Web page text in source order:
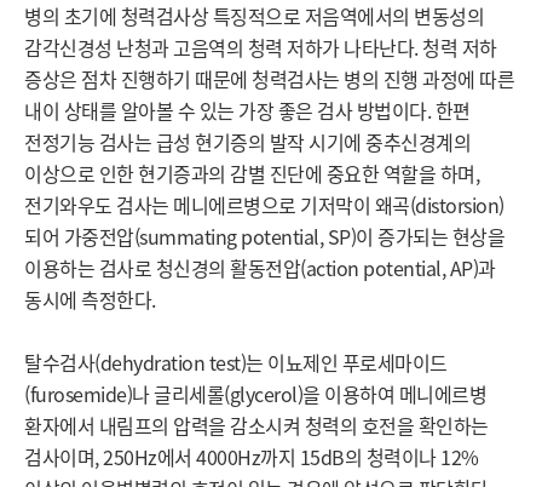
병의 초기에 청력검사상 특징적으로 저음역에서의 변동성의
감각신경성 난청과 고음역의 청력 저하가 나타난다. 청력 저하
증상은 점차 진행하기 때문에 청력검사는 병의 진행 과정에 따른
내이 상태를 알아볼 수 있는 가장 좋은 검사 방법이다. 한편
전정기능 검사는 급성 현기증의 발작 시기에 중추신경계의
이상으로 인한 현기증과의 감별 진단에 중요한 역할을 하며,
전기와우도 검사는 메니에르병으로 기저막이 왜곡(distorsion)
되어 가중전압(summating potential, SP)이 증가되는 현상을
이용하는 검사로 청신경의 활동전압(action potential, AP)과
동시에 측정한다.
탈수검사(dehydration test)는 이뇨제인 푸로세마이드
(furosemide)나 글리세롤(glycerol)을 이용하여 메니에르병
환자에서 내림프의 압력을 감소시켜 청력의 호전을 확인하는
검사이며, 250Hz에서 4000Hz까지 15dB의 청력이나 12%